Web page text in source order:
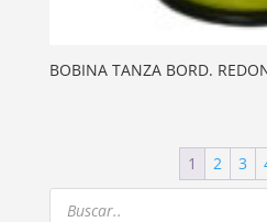
BOBINA TANZA BORD.
1 2 3
Products
search